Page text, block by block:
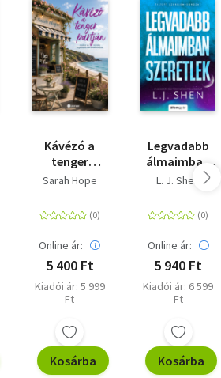
Kávézó a
tenger
partján -
kiadás)
Sarah Hope
Online ár:
5 400 Ft
Kiadói ár: 5 999
Ft
Kosárba
Legvadabb
álmaimban
szeretlek -
kiadás)
L. J. Shen
Online ár:
5 940 Ft
Kiadói ár: 6 599
Ft
Kosárba